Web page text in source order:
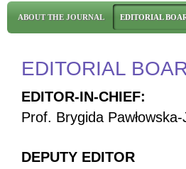
Main menu
ABOUT THE JOURNAL EDITORIAL
EDITORIAL
EDITOR-IN-CHIEF:
Prof. Brygida
DEPUTY EDITOR